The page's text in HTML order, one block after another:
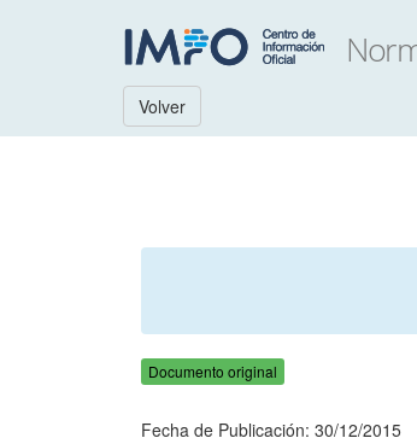
Volver
Documento original
Fecha de Publicación: 30/12/2015